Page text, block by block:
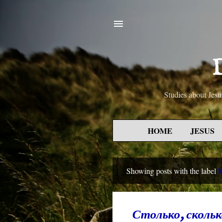
Studies about
HOME JESUS
o
Showing posts with the label
Столько,